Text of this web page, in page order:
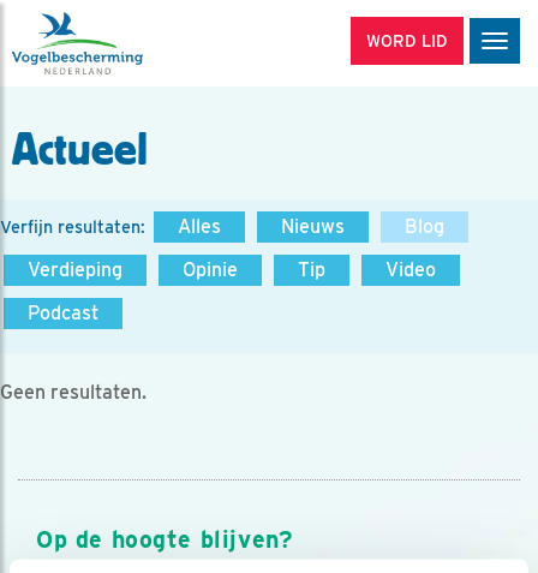
WORD LID
Actueel
Verfijn resultaten: Alles Nieuws
Blog
Verdieping
Opinie Tip
Video
Podcast
Geen resultaten.
Op de hoogte blijven?